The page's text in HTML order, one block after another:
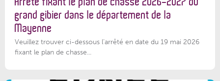
grand gibier dans le département de la
Mayenne
Veuillez trouver ci-dessous l’arrêté en date du 19 mai 2026
fixant le plan de chasse...